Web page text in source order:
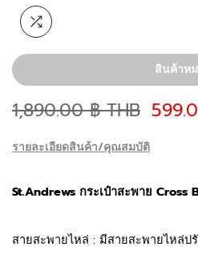
สินค้าห
1,890.00 ฿ THB
รายละเอียดสินค้า/คุณสมบัติ
St.Andrews กระเป๋าสะพาย Cross
สายสะพายไหล่ : มีสายสะพายไหล่ป